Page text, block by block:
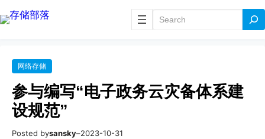
搜
索
网络存储
参与编写“电子政务云灾备体系建
设规范”
Posted bysansky–2023-10-31